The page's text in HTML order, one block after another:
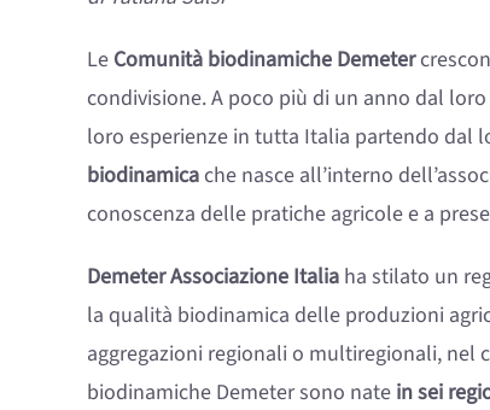
Le Comunità biodinamiche Demeter
condivisione. A poco più di un anno dal
loro esperienze in tutta Italia partendo dal
biodinamicache nasce all’interno
conoscenza delle pratiche agricole e a
Demeter Associazione Italia ha stilato un
la qualità biodinamica delle produzioni
aggregazioni regionali o multiregionali,
biodinamiche Demeter sono nate in sei